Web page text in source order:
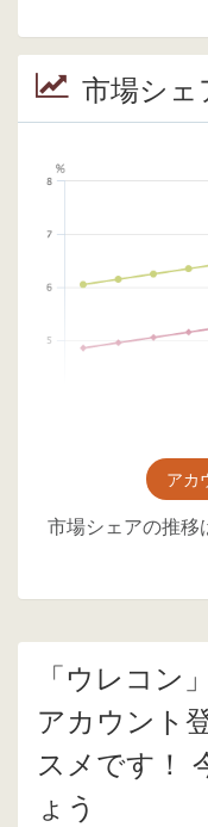
市場シェ
アカ
市場シェアの推移
「ウレコン
アカウント
スメです！
ょう